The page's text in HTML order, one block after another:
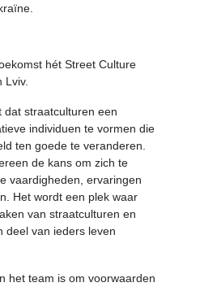
hét Street Culture
Lviv.
dat straatculturen een
individuen te vormen die
ten goede te veranderen.
de kans om zich te
vaardigheden, ervaringen
Het wordt een plek waar
van straatculturen en
deel van ieders leven
het team is om voorwaarden